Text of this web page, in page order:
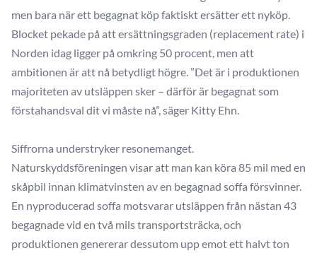
men bara när ett begagnat köp faktiskt ersätter ett nyköp.
Blocket pekade på att ersättningsgraden (replacement rate) i
Norden idag ligger på omkring 50 procent, men att
ambitionen är att nå betydligt högre. ”Det är i produktionen
majoriteten av utsläppen sker – därför är begagnat som
förstahandsval dit vi måste nå”, säger Kitty Ehn.
Siffrorna understryker resonemanget.
Naturskyddsföreningen visar att man kan köra 85 mil med en
skåpbil innan klimatvinsten av en begagnad soffa försvinner.
En nyproducerad soffa motsvarar utsläppen från nästan 43
begagnade vid en två mils transportsträcka, och
produktionen genererar dessutom upp emot ett halvt ton